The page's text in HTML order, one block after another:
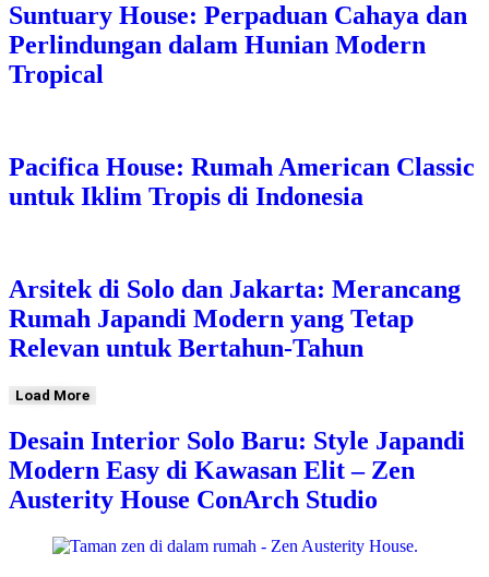
Suntuary House: Perpaduan Cahaya dan
Perlindungan dalam Hunian Modern
Tropical
Pacifica House: Rumah American Classic
untuk Iklim Tropis di Indonesia
Arsitek di Solo dan Jakarta: Merancang
Rumah Japandi Modern yang Tetap
Relevan untuk Bertahun-Tahun
Load More
Desain Interior Solo Baru: Style Japandi
Modern Easy di Kawasan Elit – Zen
Austerity House ConArch Studio